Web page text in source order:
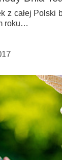
z całej Polski
roku…